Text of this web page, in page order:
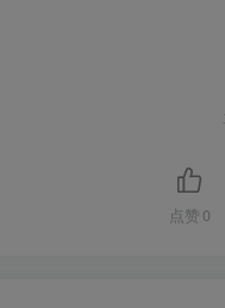
点赞 0